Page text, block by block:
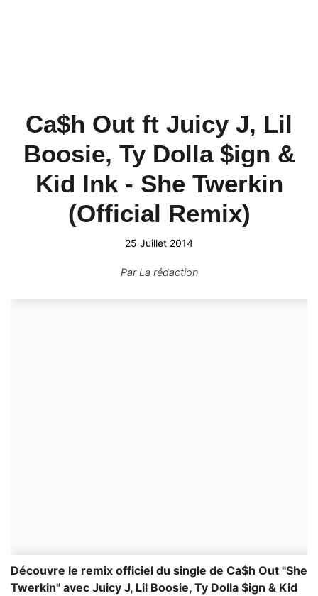
Ca$h Out ft Juicy J, Lil
Boosie, Ty Dolla $ign &
Kid Ink - She Twerkin
(Official Remix)
25 Juillet 2014
ParLa rédaction
Découvre le remix officiel du single de Ca$h Out "She
Twerkin" avec Juicy J, Lil Boosie, Ty Dolla $ign & Kid